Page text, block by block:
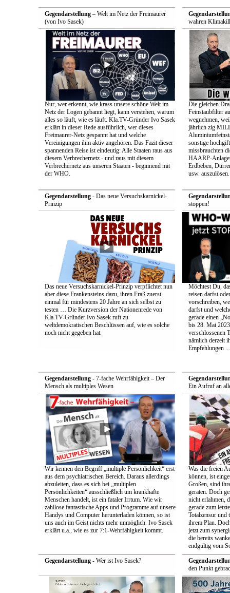
Gegendarstellung– Welt im Netz der Freimaurer
(von Ivo Sasek)
Nur, wer erkennt, wie krass unsere schöne Welt im
Netz der Logen gebannt liegt, kann verstehen, warum
alles so läuft, wie es läuft. Kla.TV-Gründer Ivo Sasek
erklärt in dieser Rede ausführlich, wer dieses
Freimaurer-Netz gespannt hat und welche
Vereinigungen ihm aktiv angehören. Das Fazit dieser
spannenden Reise ist eindeutig: Alle Staaten raus aus
diesem Verbrechernetz - und raus mit diesem
Verbrechernetz aus unseren Staaten - beginnend mit
der WHO.
wahren
Die gleichen
Feinstaubfilter
wegnehmen,
jährlich zig
sonstige
missbrauchten
HAARP-
Erdbeben,
usw. auszulösen.
Gegendarstellung- Das neue Versuchskarnickel-
Prinzip
Das neue Versuchskarnickel-Prinzip verpflichtet nun
aber diese Frankensteins dazu, ihren Fraß zuerst
einmal für mindestens 20 Jahre an sich selbst zu
testen … Die Kurzversion der Nationenrede von
Kla.TV-Gründer Ivo Sasek ruft zu
weltdemokratischen Beschlüssen auf, wie es solche
noch nicht gegeben hat.
stoppen!
Möchtest Du,
reisen darfst
vorschreiben,
darfst und
gerade einen
bis 28. Mai
verschlossenen
nämlich derzeit
Empfehlungen ...
Gegendarstellung- 7-fache Wehrfähigkeit – Der
Mensch als multiples Wesen
Wir kennen den Begriff „multiple Persönlichkeit“ erst
aus dem psychiatrischen Bereich. Daraus allerdings
abzuleiten, dass es sich bei „multiplen
Persönlichkeiten“ ausschließlich um krankhafte
Menschen handelt, ist ein fataler Irrtum. Wie wir
zahllose fantastische Apps und Programme auf unsere
Handys und Computer herunterladen können, so ist
uns auch im Geist nichts mehr unmöglich. Ivo Sasek
erklärt u.a., wie es zur 7:1-Wehrfähigkeit kommt.
Ein Aufruf an
Was die freien
können, ist
Großen, sind
geraten. Doch
nicht erlahmen,
gerade zum
Totalzensur und
ihrem Plan.
jetzt zum
die bereits
endgültig vom
Gegendarstellung- Wer ist Ivo Sasek?
den Punkt